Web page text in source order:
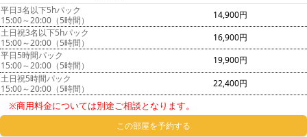
平日3名以下5hパック
15:00～20:00（5時間）
14,900円
土日祝3名以下5hパック
15:00～20:00（5時間）
16,900円
平日5時間パック
15:00～20:00（5時間）
19,900円
土日祝5時間パック
15:00～20:00（5時間）
22,400円
※商用料金については別途ご相談となります。
この部屋を予約する